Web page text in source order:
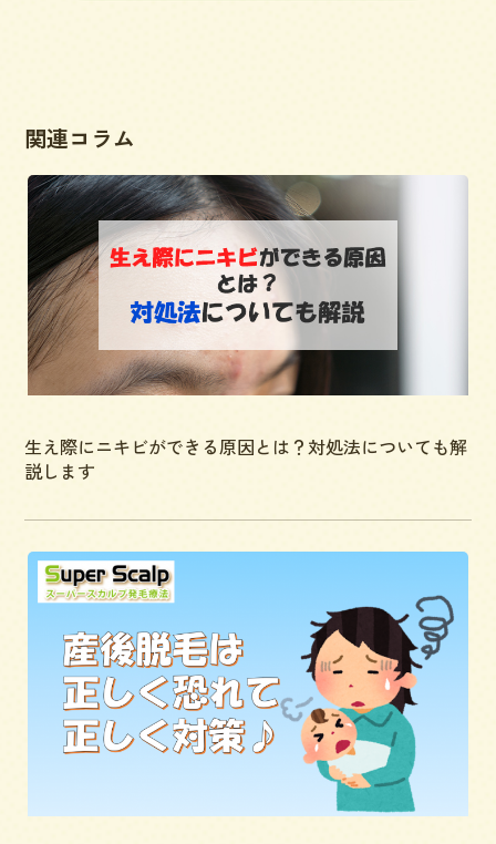
関連コラム
生え際にニキビができる原因とは？対処法についても解
説します